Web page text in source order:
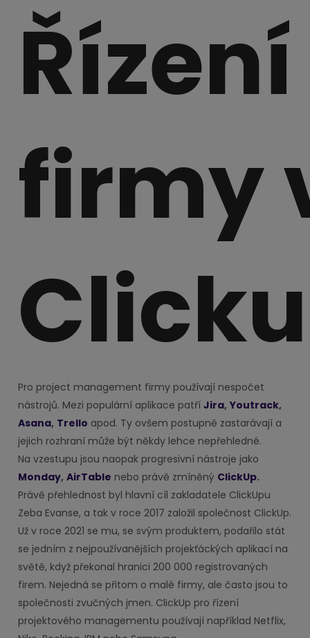
Řízení
firmy
Pro project management firmy používají nespočet
nástrojů. Mezi populární aplikace patříJira, Youtrack,
Asana, Trello apod. Ty ovšem postupně zastarávají a
jejich rozhraní může být někdy lehce nepřehledné.
Na vzestupu jsou naopak progresivní nástroje jako
Monday, AirTable nebo právě zmíněný ClickUp.
Právě přehlednost byl hlavní cíl zakladatele ClickUpu
Zeba Evanse, a tak v roce 2017 založil společnost ClickUp.
Už v roce 2021 se mu, se svým produktem, podařilo stát
se jedním z nejpoužívanějších projekťáckých aplikací na
světě, když překonal hranici 200 000 registrovaných
firem. Nejedná se přitom o malé firmy, ale často jsou to
společnosti zvučných jmen. ClickUp pro řízení
projektového managementu používají například Netflix,